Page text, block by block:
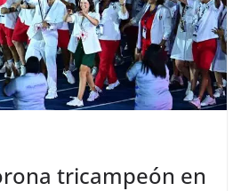
tricampeón en